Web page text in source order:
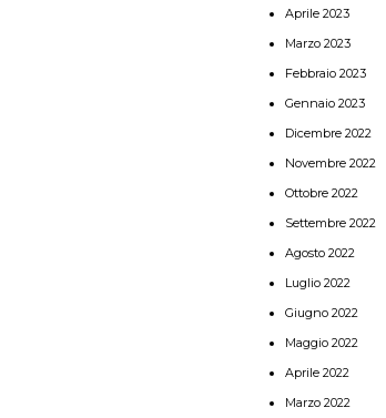
Aprile 2023
Marzo 2023
Febbraio 2023
Gennaio 2023
Dicembre 2022
Novembre 2022
Ottobre 2022
Settembre 2022
Agosto 2022
Luglio 2022
Giugno 2022
Maggio 2022
Aprile 2022
Marzo 2022